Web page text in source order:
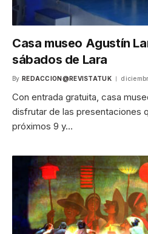
Casa museo Agustín
sábados de Lara
By REDACCION@REVISTATUK
Con entrada gratuita, casa
disfrutar de las presentaciones
próximos 9 y…